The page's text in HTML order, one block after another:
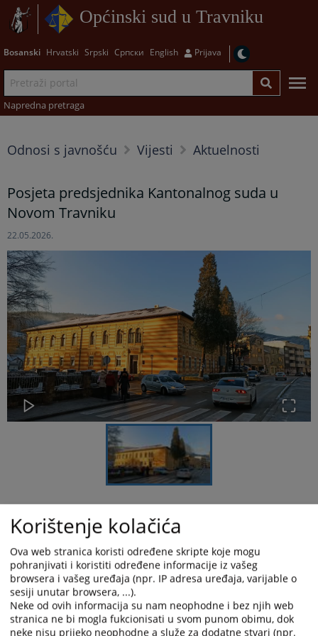
Općinski sud u Travniku
Bosanski Hrvatski Srpski Српски English Prijava
Napredna pretraga
Odnosi s javnošću Vijesti Aktuelnosti
Posjeta predsjednika Kantonalnog suda u
Novom Travniku
22.05.2026.
novine F BiH“ broj: 38/05, 22/06, 63/10, 72/10, 7/13, 52/14 i
85/21) te člana 8. i 9. Pravilnika o unutrašnjem sudskom poslovanju
(“Sl. glasnik BiH” broj:66/12, 54/17, 60/17, 30/18, 83/22 i 79/25
predsjednik Kantonalnog suda u Novom Travniku je donio Plan
posjeta općinskim sudovima sa područja jurisdikcije Kantonalnog
suda u Novom Travniku,prema kojem Planu je upriličena posjeta
Općinskom sudu u Travniku dana 21.maja 2026.godine sa
početkom u 12,00 sati.
Korištenje kolačića
Ova web stranica koristi određene skripte koje mogu
pohranjivati i koristiti određene informacije iz vašeg
browsera i vašeg uređaja (npr. IP adresa uređaja, varijable o
sesiji unutar browsera, ...).
Neke od ovih informacija su nam neophodne i bez njih web
stranica ne bi mogla fukcionisati u svom punom obimu, dok
neke nisu prijeko neophodne a služe za dodatne stvari (npr.